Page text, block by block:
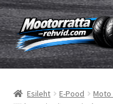
Liigu
navigeerimisele
Liigu
sisu
juurde
Rehvid
Sisekumm
Esileht E-Pood Moto